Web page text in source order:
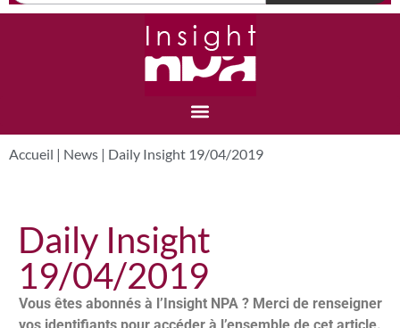
Accueil | News | Daily Insight 19/04/2019
Daily Insight
19/04/2019
Vous êtes abonnés à l’Insight NPA ? Merci de renseigner